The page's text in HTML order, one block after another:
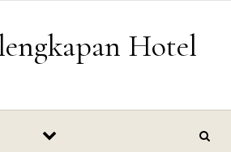
Hotel